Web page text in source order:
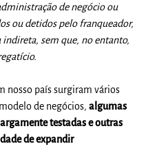
de negócio ou
ou detidos pelo franqueador,
sem que, no entanto,
nosso país surgiram vários
de negócios,algumas
testadas e outras
de expandir